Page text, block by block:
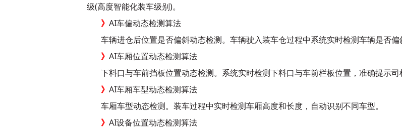
级(高度智能化装车级别)。
》 AI车偏动态检测算法
车辆进仓后位置是否偏斜动态检测。车辆驶入装车仓过程中系统实时检测车辆是否
》 AI车厢位置动态检测算法
下料口与车前挡板位置动态检测。系统实时检测下料口与车前栏板位置，准确提示
》 AI车厢车型动态检测算法
车厢车型动态检测。装车过程中实时检测车厢高度和长度，自动识别不同车型。
》 AI设备位置动态检测算法